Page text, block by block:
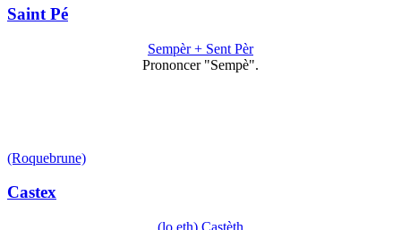
Saint Pé
Sempèr + Sent Pèr
Prononcer "Sempè".
(Roquebrune)
Castex